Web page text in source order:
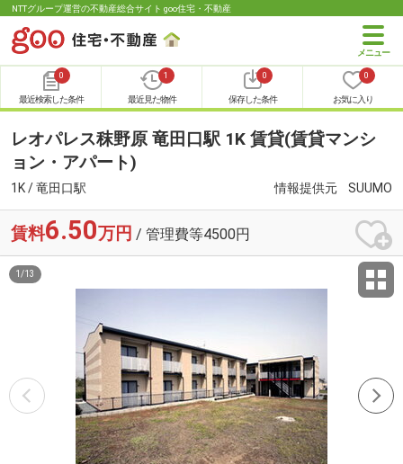
NTTグループ運営の不動産総合サイト goo住宅・不動産
0
最近検索した条件
1
最近見た物件
0
保存した条件
0
お気に入り
レオパレス秣野原 竜田口駅 1K 賃貸(賃貸マンシ
ョン・アパート)
1K / 竜田口駅 情報提供元 SUUMO
賃料6.50万円 / 管理費等4500円
1 /13